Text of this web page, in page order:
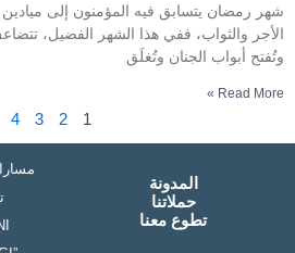
شهر رمضان يتسابق فيه المؤمنون إلى
الأجر والثواب، ففي هذا الشهر الفضيل،
وتُفتح أبواب الجنان وتُغلَق
Read More »
1
2
3
4
المدونة
حملاتنا
تطوع معنا